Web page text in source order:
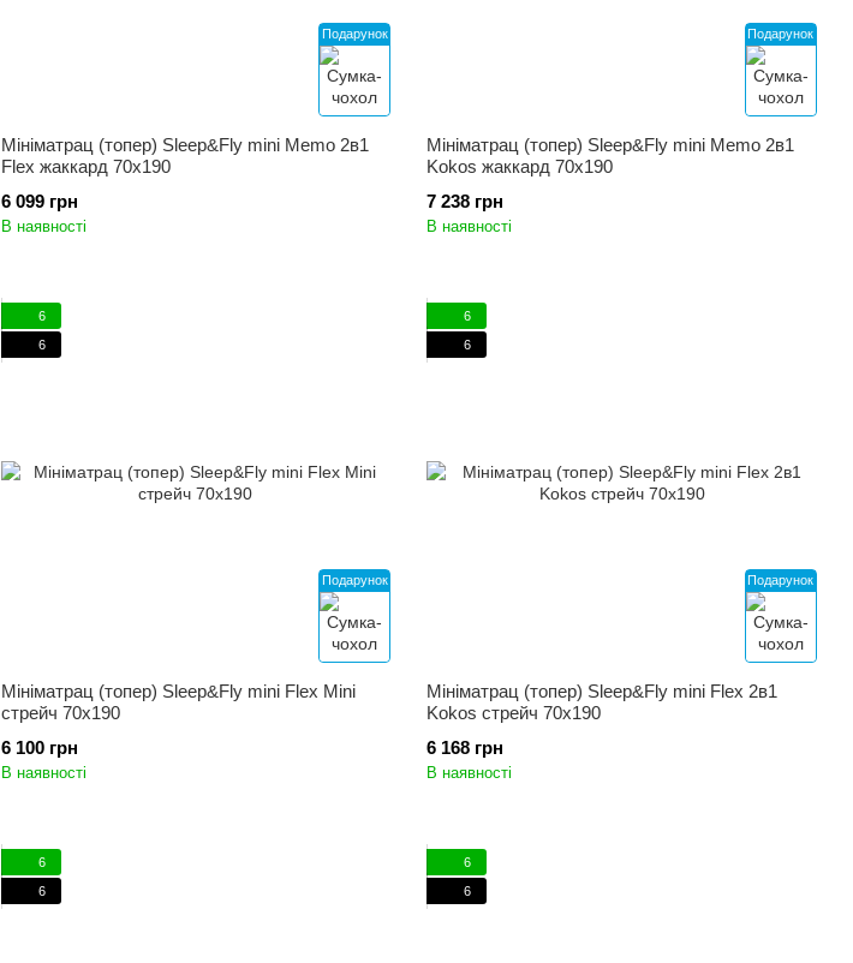
Подарунок
Мініматрац (топер) Sleep&Fly mini Memo 2в1
Flex жаккард 70x190
6 099 грн
В наявності
Подарунок
Мініматрац (топер) Sleep&Fly mini Memo 2в1
Kokos жаккард 70x190
7 238 грн
В наявності
Подарунок
6
6
Мініматрац (топер) Sleep&Fly mini Flex Mini
стрейч 70x190
6 100 грн
В наявності
Подарунок
6
6
Мініматрац (топер) Sleep&Fly mini Flex 2в1
Kokos стрейч 70x190
6 168 грн
В наявності
6
6
6
6